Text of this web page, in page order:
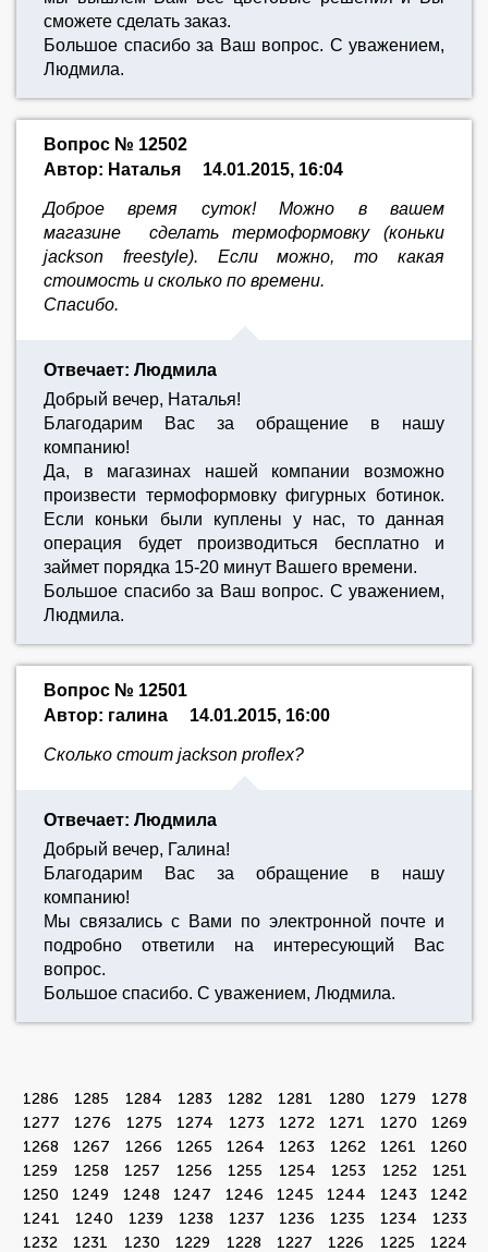
сможете сделать заказ.
Большое спасибо за Ваш вопрос. С уважением,
Людмила.
Вопрос № 12502
Автор: Наталья
14.01.2015, 16:04
Доброе время суток! Можно в вашем
магазине сделать термоформовку (коньки
jackson freestyle). Если можно, то какая
стоимость и сколько по времени.
Спасибо.
Отвечает: Людмила
Добрый вечер, Наталья!
Благодарим Вас за обращение в нашу
компанию!
Да, в магазинах нашей компании возможно
произвести термоформовку фигурных ботинок.
Если коньки были куплены у нас, то данная
операция будет производиться бесплатно и
займет порядка 15-20 минут Вашего времени.
Большое спасибо за Ваш вопрос. С уважением,
Людмила.
Вопрос № 12501
Автор: галина
14.01.2015, 16:00
Сколько стоит jackson proflex?
Отвечает: Людмила
Добрый вечер, Галина!
Благодарим Вас за обращение в нашу
компанию!
Мы связались с Вами по электронной почте и
подробно ответили на интересующий Вас
вопрос.
Большое спасибо. С уважением, Людмила.
1286 1285 1284 1283 1282 1281 1280 1279
1278
1277
1276 1275 1274 1273 1272 1271 1270
1269
1268
1267 1266 1265 1264 1263 1262 1261
1260
1259
1258 1257 1256 1255 1254 1253 1252
1251
1250
1249 1248 1247 1246 1245 1244 1243
1242
1241
1240 1239 1238 1237 1236 1235 1234
1233
1232
1231 1230 1229 1228 1227 1226 1225 1224